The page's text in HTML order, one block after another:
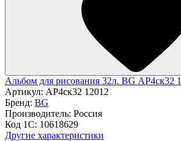
Альбом для рисования 32л. BG АР4ск32
Артикул: АР4ск32 12012
Бренд: BG
Производитель: Россия
Код 1С: 10618629
Другие характеристики